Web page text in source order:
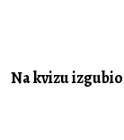
Na kvizu